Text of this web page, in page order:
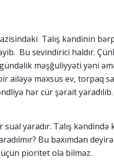
Talış kəndinin
Bu sevindirici haldır.
məşğuliyyəti yəni
ailəyə məxsus ev, torpaq
hər cür şərait
sual yaradır. Talış
Bu baxımdan
pioritet ola bilməz.